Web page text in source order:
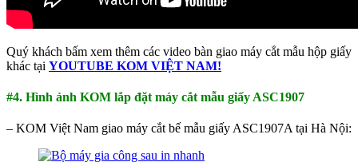
Quý khách bấm xem thêm các video bàn giao máy cắt mẫu hộp giấy
khác tại YOUTUBE KOM VIỆT NAM!
#4. Hình ảnh KOM lắp đặt máy cắt mẫu giấy ASC1907
– KOM Việt Nam giao máy cắt bế mẫu giấy ASC1907A tại Hà Nội: